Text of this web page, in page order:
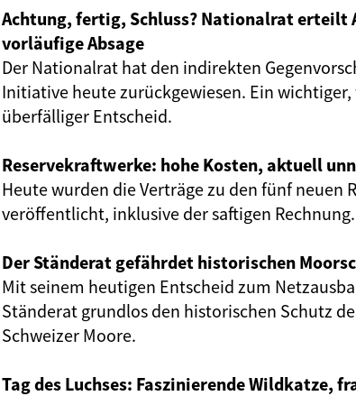
Achtung, fertig, Schluss? Nationalrat erteilt
vorläufige Absage
Der Nationalrat hat den indirekten
Initiative heute zurückgewiesen. Ein wichtiger,
überfälliger Entscheid.
Reservekraftwerke: hohe Kosten, aktuell
Heute wurden die Verträge zu den fünf neuen
veröffentlicht, inklusive der saftigen Rechnung.
Der Ständerat gefährdet historischen
Mit seinem heutigen Entscheid zum
Ständerat grundlos den historischen Schutz
Schweizer Moore.
Tag des Luchses: Faszinierende Wildkatze,